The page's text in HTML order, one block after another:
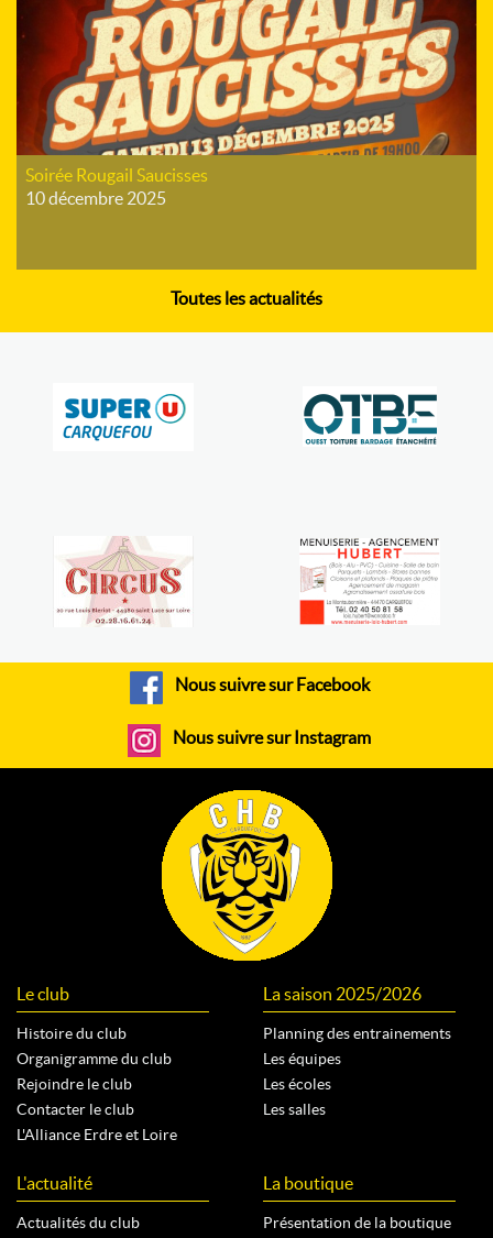
Soirée Rougail Saucisses
10 décembre 2025
Toutes les actualités
Nous suivre sur Facebook
Nous suivre sur Instagram
Le club
Histoire du club
Organigramme du club
Rejoindre le club
Contacter le club
L'Alliance Erdre et Loire
La saison 2025/2026
Planning des entrainements
Les équipes
Les écoles
Les salles
L'actualité
Actualités du club
La boutique
Présentation de la boutique